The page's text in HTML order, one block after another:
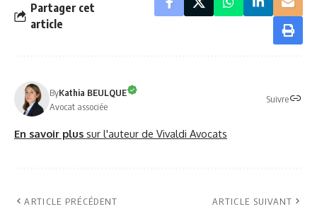
Partager cet
article
ByKathia BEULQUE
Avocat associée
Suivre
En savoir plus sur l'auteur de Vivaldi Avocats
ARTICLE PRÉCÉDENT ARTICLE SUIVANT